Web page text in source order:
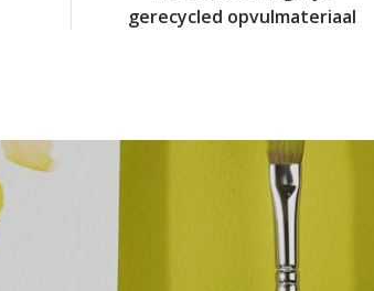
gerecycled opvulmateriaal